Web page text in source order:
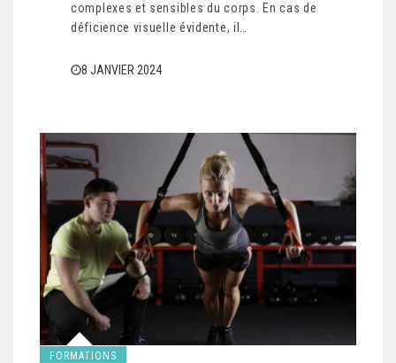
complexes et sensibles du corps. En cas de
déficience visuelle évidente, il…
8 JANVIER 2024
FORMATIONS